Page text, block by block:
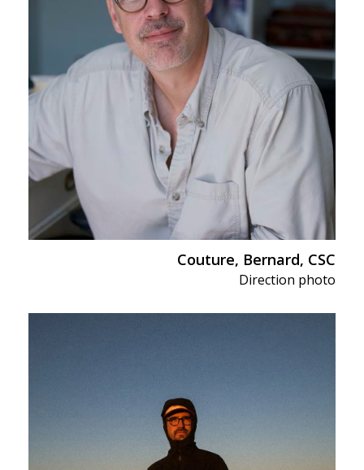
Couture, Bernard, CSC
Direction photo